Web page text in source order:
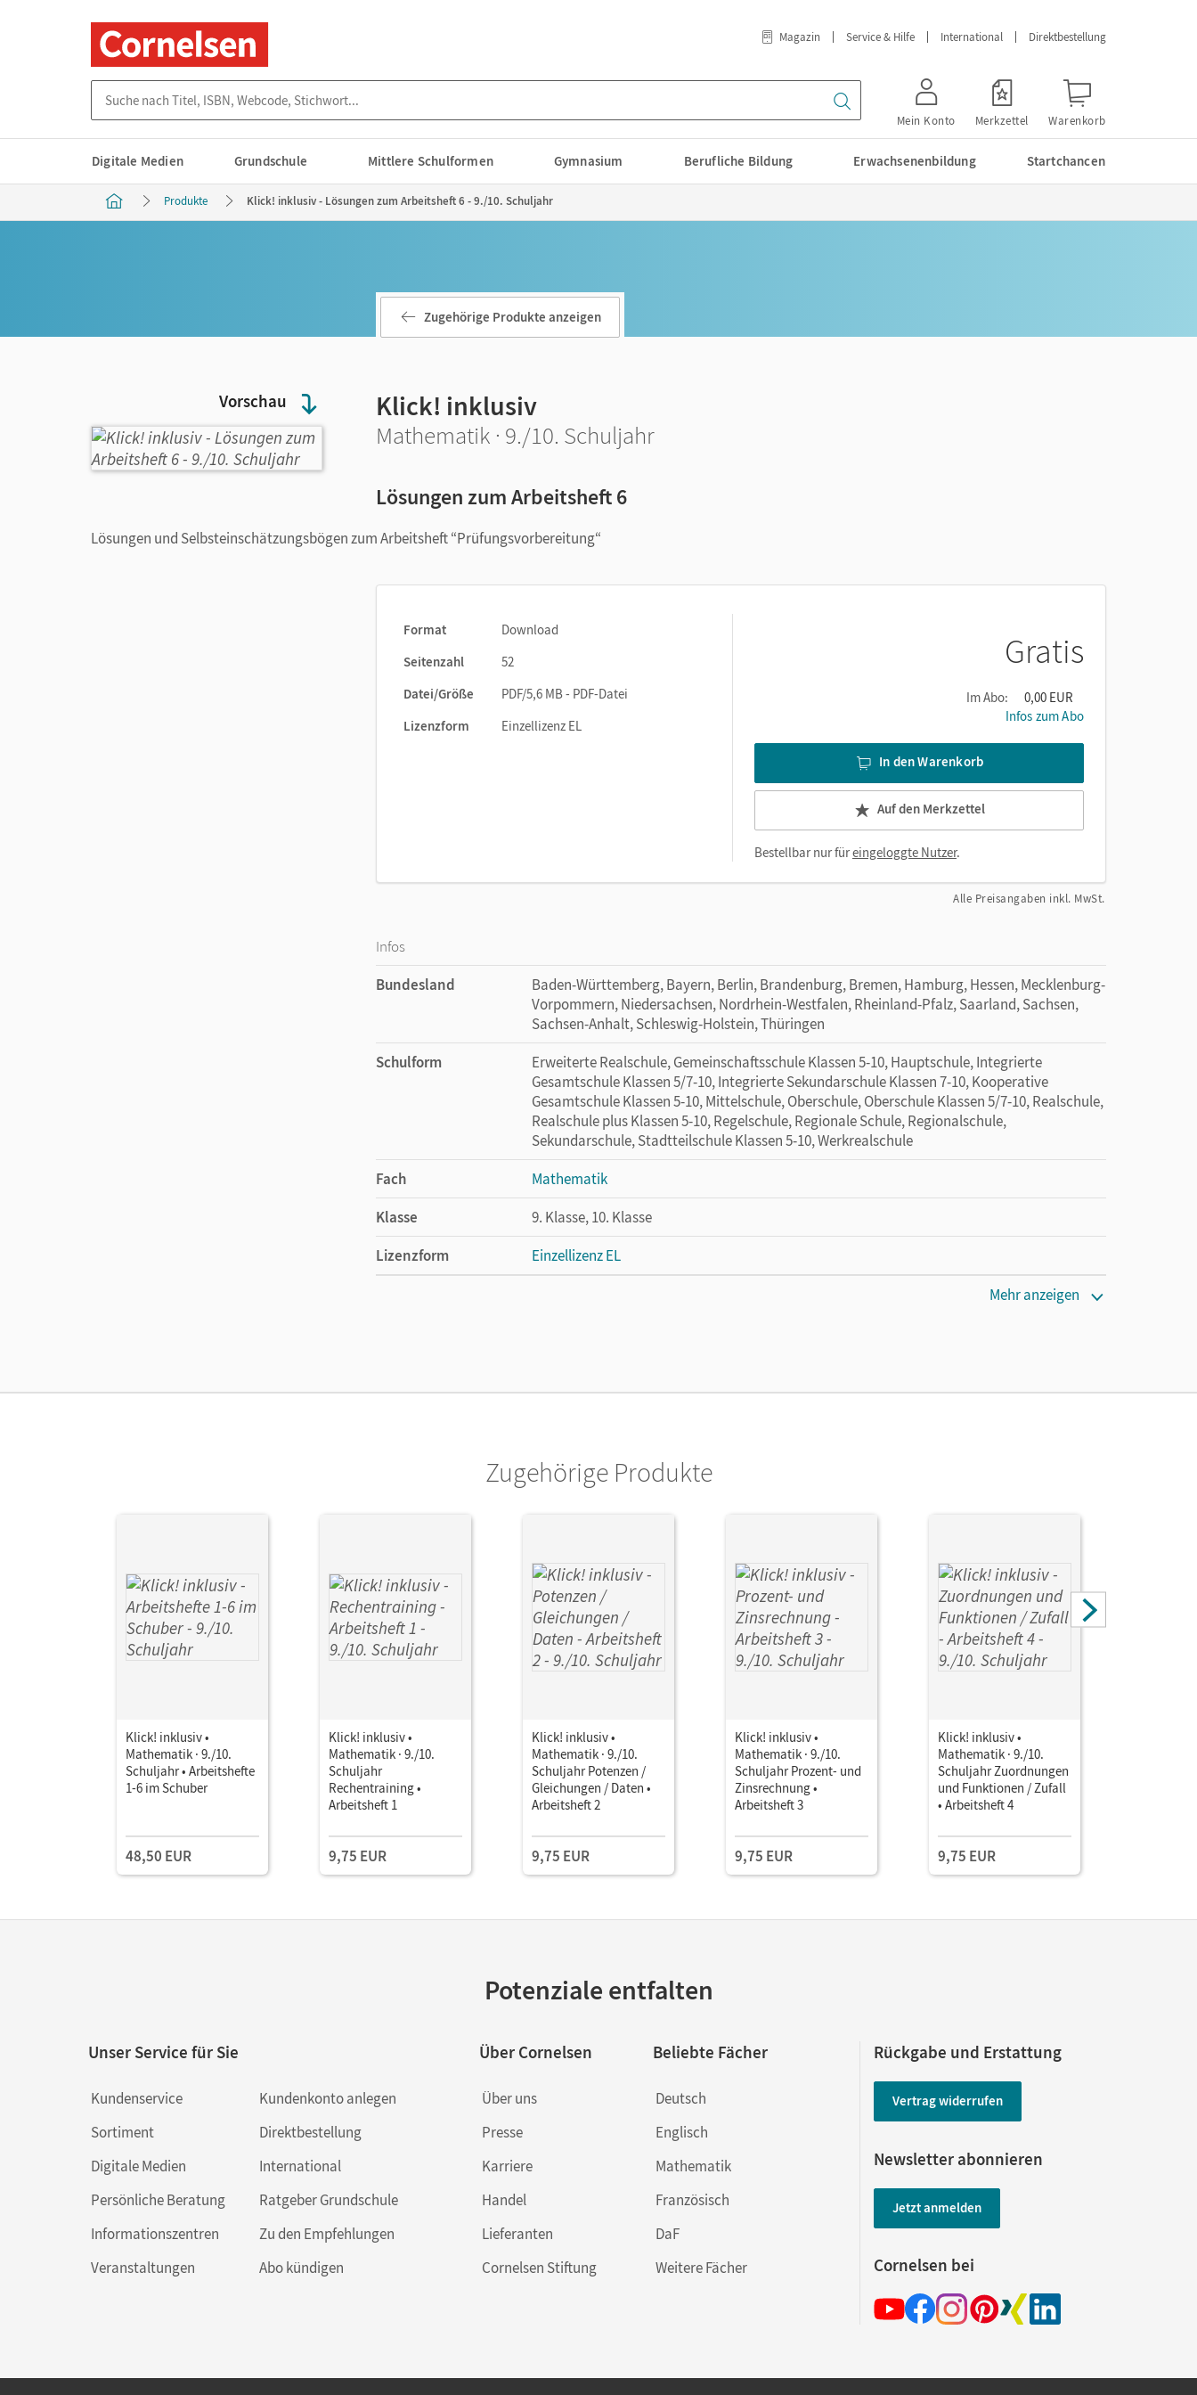
Magazin Service & Hilfe International Direktbestellung
Mein Konto Merkzettel Warenkorb
Digitale Medien Grundschule Mittlere Schulformen Gymnasium Berufliche Bildung Erwachsenenbildung Startchancen
Produkte Klick! inklusiv - Lösungen zum Arbeitsheft 6 - 9./10. Schuljahr
Vorschau
Zugehörige Produkte anzeigen
Klick! inklusiv
Mathematik · 9./10. Schuljahr
Lösungen zum Arbeitsheft 6
Lösungen und Selbsteinschätzungsbögen zum Arbeitsheft “Prüfungsvorbereitung“
Format
Download
Seitenzahl
52
Datei/Größe
PDF/5,6 MB - PDF-Datei
Lizenzform
Einzellizenz EL
Gratis
Im Abo:
0,00 EUR
Infos zum Abo
In den Warenkorb
Auf den Merkzettel
Bestellbar nur füreingeloggte Nutzer.
Alle Preisangaben inkl. MwSt.
Infos
Bundesland
Baden-Württemberg, Bayern, Berlin, Brandenburg, Bremen, Hamburg, Hessen, Mecklenburg-
Vorpommern, Niedersachsen, Nordrhein-Westfalen, Rheinland-Pfalz, Saarland, Sachsen,
Sachsen-Anhalt, Schleswig-Holstein, Thüringen
Schulform
Erweiterte Realschule, Gemeinschaftsschule Klassen 5-10, Hauptschule, Integrierte
Gesamtschule Klassen 5/7-10, Integrierte Sekundarschule Klassen 7-10, Kooperative
Gesamtschule Klassen 5-10, Mittelschule, Oberschule, Oberschule Klassen 5/7-10, Realschule,
Realschule plus Klassen 5-10, Regelschule, Regionale Schule, Regionalschule,
Sekundarschule, Stadtteilschule Klassen 5-10, Werkrealschule
Fach
Mathematik
Klasse
9. Klasse, 10. Klasse
Lizenzform
Einzellizenz EL
Mehr anzeigen
Zugehörige Produkte
Klick! inklusiv •
Mathematik · 9./10.
Schuljahr • Arbeitshefte
1-6 im Schuber
48,50 EUR
Klick! inklusiv •
Mathematik · 9./10.
Schuljahr
Rechentraining •
Arbeitsheft 1
9,75 EUR
Klick! inklusiv •
Mathematik · 9./10.
Schuljahr Potenzen /
Gleichungen / Daten •
Arbeitsheft 2
9,75 EUR
Klick! inklusiv •
Mathematik · 9./10.
Schuljahr Prozent- und
Zinsrechnung •
Arbeitsheft 3
9,75 EUR
Klick! inklusiv •
Mathematik · 9./10.
Schuljahr Zuordnungen
und Funktionen / Zufall
• Arbeitsheft 4
9,75 EUR
Potenziale entfalten
Unser Service für Sie
Kundenservice
Sortiment
Digitale Medien
Persönliche Beratung
Informationszentren
Veranstaltungen
Kundenkonto anlegen
Direktbestellung
International
Ratgeber Grundschule
Zu den Empfehlungen
Abo kündigen
Über Cornelsen
Über uns
Presse
Karriere
Handel
Lieferanten
Cornelsen Stiftung
Beliebte Fächer
Deutsch
Englisch
Mathematik
Französisch
DaF
Weitere Fächer
Rückgabe und Erstattung
Vertrag widerrufen
Newsletter abonnieren
Jetzt anmelden
Cornelsen bei